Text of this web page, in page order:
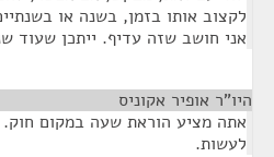
לקצוב אותו בזמן, בשנה או
אני חושב שזה עדיף. ייתכן שעוד
היו"ר אופיר אקוניס
אתה מציע הוראת שעה במקום חוק.
לעשות.